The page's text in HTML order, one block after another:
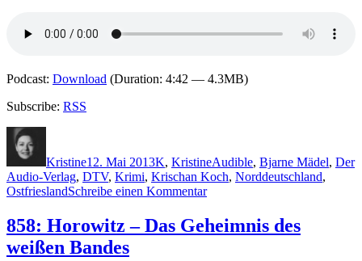
Podcast: Download (Duration: 4:42 — 4.3MB)
Subscribe: RSS
Kristine12. Mai 2013K, KristineAudible, Bjarne Mädel, Der
Audio-Verlag, DTV, Krimi, Krischan Koch, Norddeutschland,
OstfrieslandSchreibe einen Kommentarzu
Krischan
Koch
858: Horowitz – Das Geheimnis des
weißen Bandes